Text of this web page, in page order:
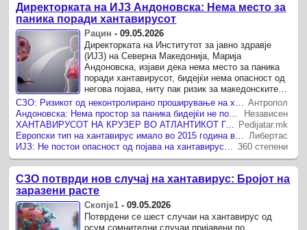
Директорката на ИЈЗ Андоновска: Нема место за
паника поради хантавирусот
Рацин -09.05.2026
Директорката на Институтот за јавно здравје
(ИЈЗ) на Северна Македонија, Марија
Андоновска, изјави дека нема место за паника
поради хантавирусот, бидејќи нема опасност од
негова појава, ниту пак ризик за македонските
граѓани.
Антропол
Независен
ХАНТАВИРУСОТ НА КРУЗЕР ВО АТЛАНТИКОТ ГО ТРЕСЕ СВЕТОТ: СЗО смирува, ИЈЗ потврди дека во Македонија нема ризик
Pedijatar.mk
Либертас
360 степени
СЗО потврди нов случај на хантавирус: Бројот на
заразени расте
Скопје1 -09.05.2026
Потврдени се шест случаи на хантавирус од
осум сомнителни случаи пријавени по